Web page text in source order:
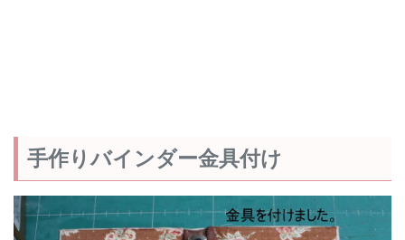
手作りバインダー金具付け